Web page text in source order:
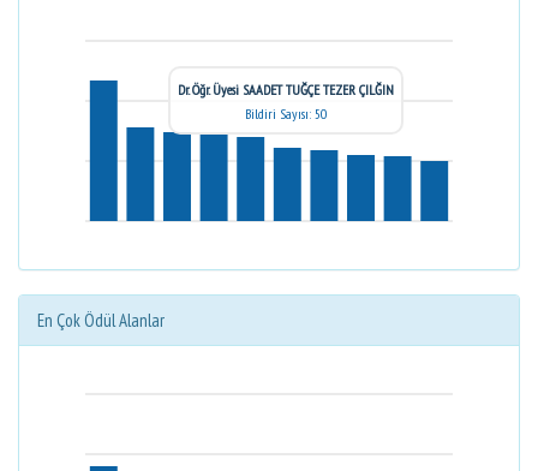
Dr. Öğr. Üyesi SAADET TUĞÇE TEZER ÇILĞIN
Bildiri Sayısı: 50
En Çok Ödül Alanlar